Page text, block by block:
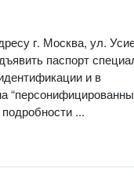
г. Москва, ул.
паспорт
и в
...